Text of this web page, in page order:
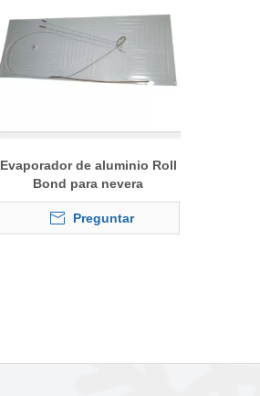
Evaporador de aluminio Roll
Bond para nevera
Preguntar